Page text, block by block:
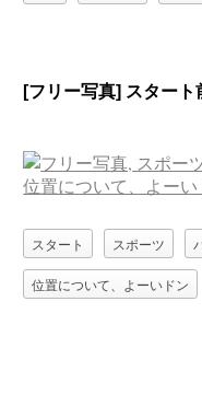
[フリー写真] スター
スタート スポーツ
位置について、よーいドン